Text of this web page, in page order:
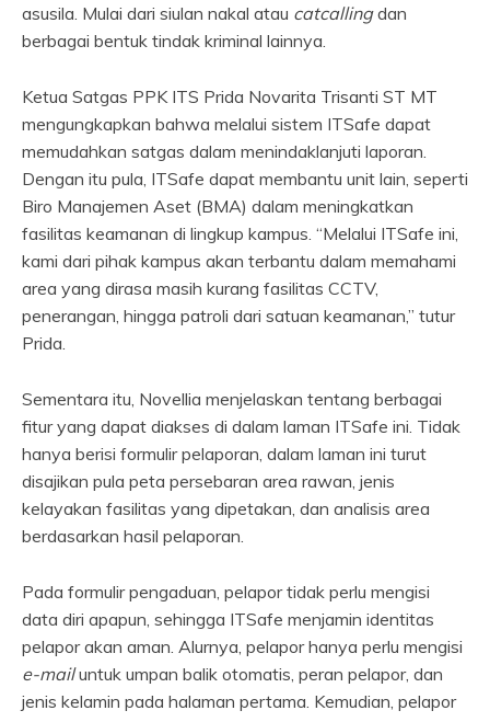
asusila. Mulai dari siulan nakal atau catcallingdan
berbagai bentuk tindak kriminal lainnya.
Ketua Satgas PPK ITS Prida Novarita Trisanti ST MT
mengungkapkan bahwa melalui sistem ITSafe dapat
memudahkan satgas dalam menindaklanjuti laporan.
Dengan itu pula, ITSafe dapat membantu unit lain, seperti
Biro Manajemen Aset (BMA) dalam meningkatkan
fasilitas keamanan di lingkup kampus. “Melalui ITSafe ini,
kami dari pihak kampus akan terbantu dalam memahami
area yang dirasa masih kurang fasilitas CCTV,
penerangan, hingga patroli dari satuan keamanan,” tutur
Prida.
Sementara itu, Novellia menjelaskan tentang berbagai
fitur yang dapat diakses di dalam laman ITSafe ini. Tidak
hanya berisi formulir pelaporan, dalam laman ini turut
disajikan pula peta persebaran area rawan, jenis
kelayakan fasilitas yang dipetakan, dan analisis area
berdasarkan hasil pelaporan.
Pada formulir pengaduan, pelapor tidak perlu mengisi
data diri apapun, sehingga ITSafe menjamin identitas
pelapor akan aman. Alurnya, pelapor hanya perlu mengisi
e-mailuntuk umpan balik otomatis, peran pelapor, dan
jenis kelamin pada halaman pertama. Kemudian, pelapor